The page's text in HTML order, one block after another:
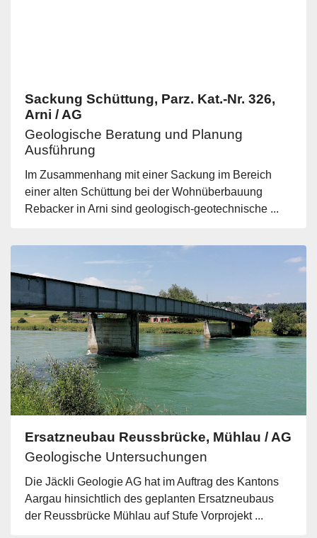
Sackung Schüttung, Parz. Kat.-Nr. 326,
Arni / AG
Geologische Beratung und Planung
Ausführung
Im Zusammenhang mit einer Sackung im Bereich
einer alten Schüttung bei der Wohnüberbauung
Rebacker in Arni sind geologisch-geotechnische ...
Ersatzneubau Reussbrücke, Mühlau / AG
Geologische Untersuchungen
Die Jäckli Geologie AG hat im Auftrag des Kantons
Aargau hinsichtlich des geplanten Ersatzneubaus
der Reussbrücke Mühlau auf Stufe Vorprojekt ...